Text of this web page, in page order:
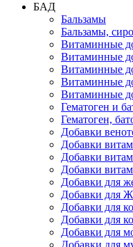
БАД
Бальзамы
Бальзамы,
Витаминные
Витаминные
Витаминные
Витаминные
Витаминные
Гематоген и
Гематоген,
Добавки
Добавки
Добавки
Добавки
Добавки для
Добавки для
Добавки для
Добавки для
Добавки для
Добавки для